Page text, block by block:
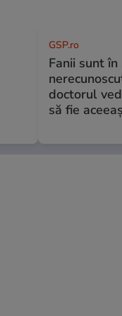
GSP.ro
Fanii sunt în
doctorul
să fie